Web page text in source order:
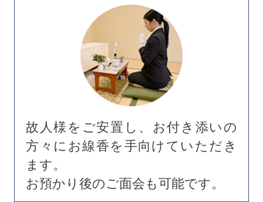
故人様をご安置し、お付き添いの
方々にお線香を手向けていただき
ます。
お預かり後のご面会も可能です。